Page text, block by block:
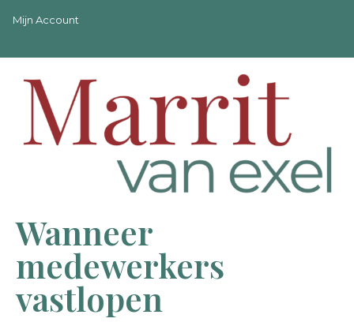
Mijn Account
Wanneer
medewerkers
vastlopen